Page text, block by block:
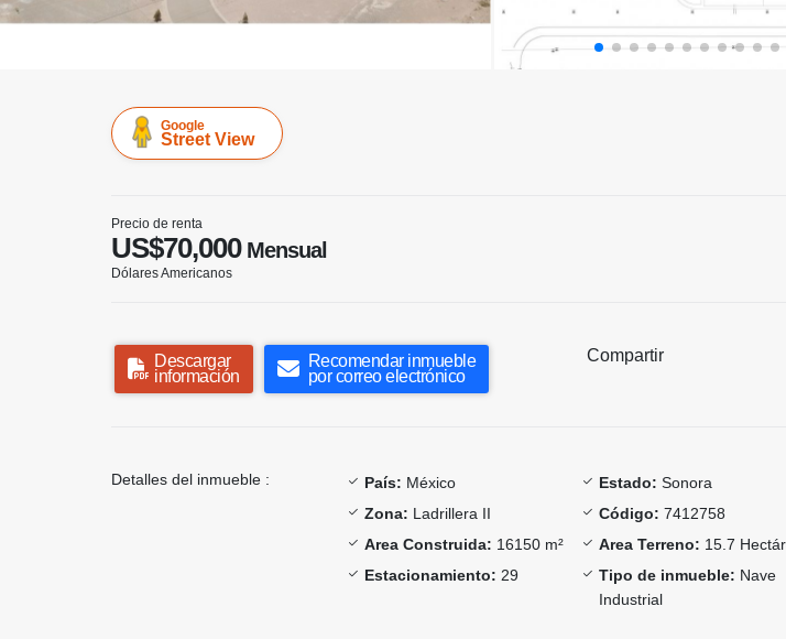
Google
Street View
Precio de renta
US$70,000Mensual
Dólares Americanos
Descargar
información
Recomendar inmueble
por correo electrónico
Compartir
Detalles del inmueble : País: México Estado: Sonora
Zona: Ladrillera II Código: 7412758
Area Construida: 16150 m² Area Terreno: 15.7
Estacionamiento: 29 Tipo de inmueble: Nave
Industrial